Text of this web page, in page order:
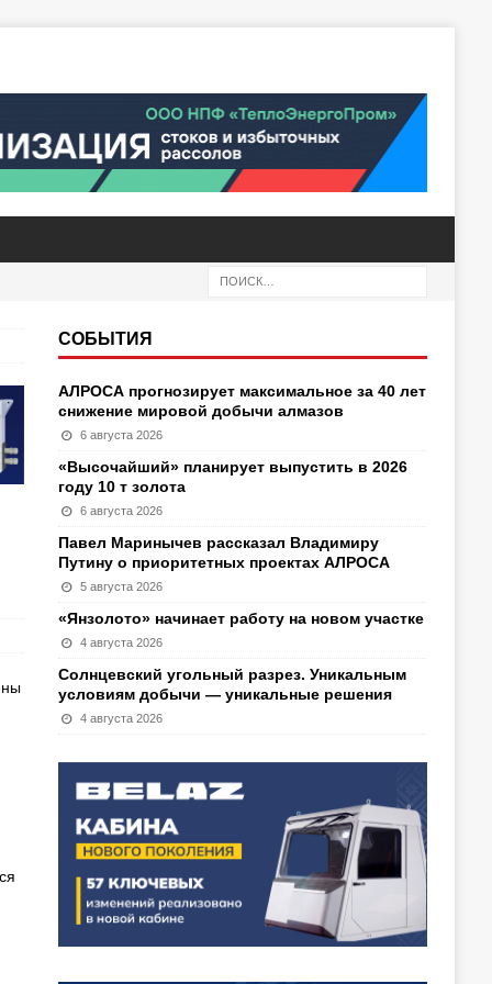
СОБЫТИЯ
АЛРОСА прогнозирует максимальное за 40 лет
снижение мировой добычи алмазов
6 августа 2026
«Высочайший» планирует выпустить в 2026
году 10 т золота
6 августа 2026
Павел Маринычев рассказал Владимиру
Путину о приоритетных проектах АЛРОСА
5 августа 2026
«Янзолото» начинает работу на новом участке
4 августа 2026
Солнцевский угольный разрез. Уникальным
условиям добычи — уникальные решения
4 августа 2026